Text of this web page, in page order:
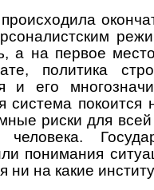
а на первое
политика
и его
система покоится
риски для
понимания
на какие